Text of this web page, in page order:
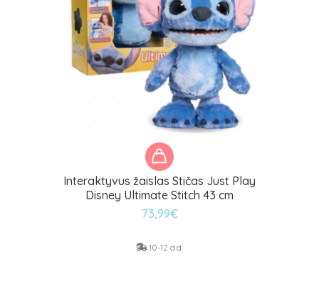
Interaktyvus žaislas Stičas Just Play
Disney Ultimate Stitch 43 cm
73,99€
10-12 d.d.